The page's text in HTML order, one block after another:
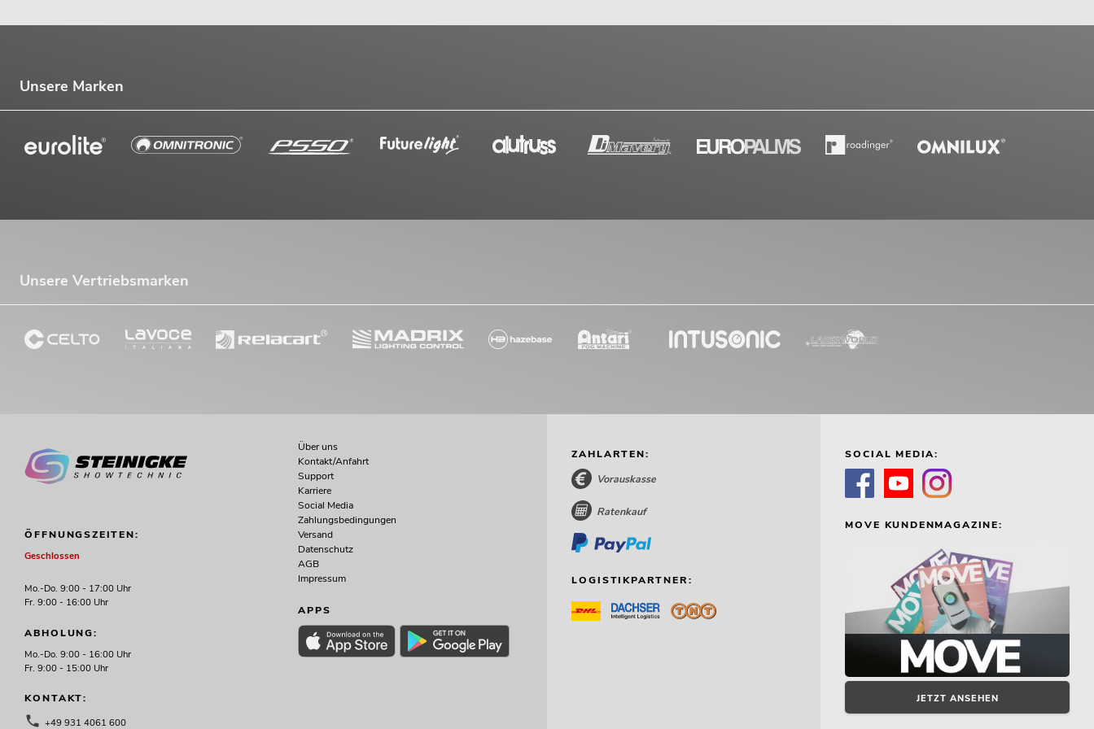
Unsere Marken
Unsere Vertriebsmarken
ÖFFNUNGSZEITEN:
Geschlossen
Mo.-Do. 9:00 - 17:00 Uhr
Fr. 9:00 - 16:00 Uhr
ABHOLUNG:
Mo.-Do. 9:00 - 16:00 Uhr
Fr. 9:00 - 15:00 Uhr
KONTAKT:
+49 931 4061 600
Über uns
Kontakt/Anfahrt
Support
Karriere
Social Media
Zahlungsbedingungen
Versand
Datenschutz
AGB
Impressum
APPS
ZAHLARTEN:
Vorauskasse
Ratenkauf
LOGISTIKPARTNER:
SOCIAL MEDIA:
MOVE KUNDENMAGAZINE:
JETZT ANSEHEN